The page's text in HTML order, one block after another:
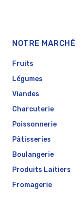
NOTRE MARCHÉ
Fruits
Légumes
Viandes
Charcuterie
Poissonnerie
Pâtisseries
Boulangerie
Produits Laitiers
Fromagerie